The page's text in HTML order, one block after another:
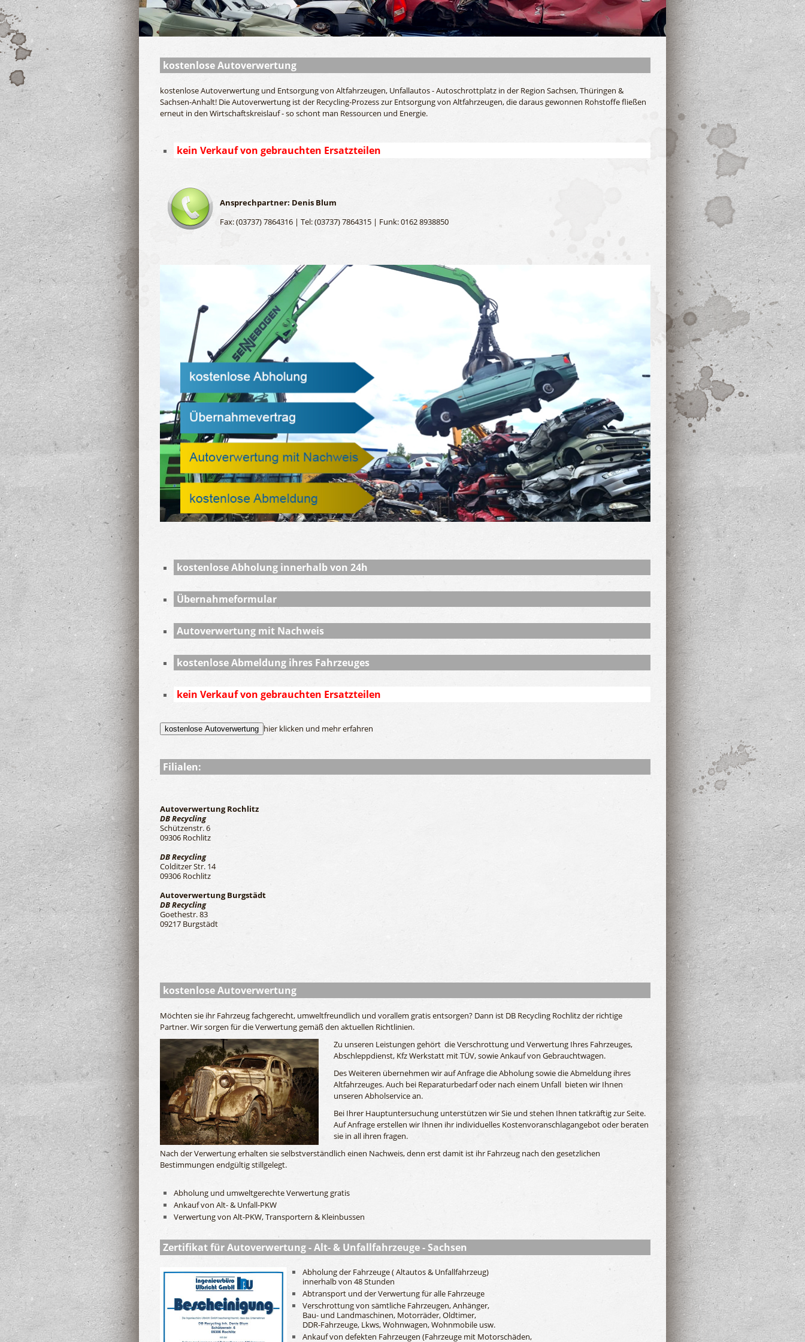
kostenlose Autoverwertung
kostenlose Autoverwertung und Entsorgung von Altfahrzeugen, Unfallautos - Autoschrottplatz in der Region Sachsen, Thüringen &
Sachsen-Anhalt! Die Autoverwertung ist der Recycling-Prozess zur Entsorgung von Altfahrzeugen, die daraus gewonnen Rohstoffe fließen
erneut in den Wirtschaftskreislauf - so schont man Ressourcen und Energie.
kein Verkauf von gebrauchten Ersatzteilen
Ansprechpartner: Denis Blum
Fax: (03737) 7864316 | Tel: (03737) 7864315 | Funk: 0162 8938850
kostenlose Abholung innerhalb von 24h
Übernahmeformular
Autoverwertung mit Nachweis
kostenlose Abmeldung ihres Fahrzeuges
kein Verkauf von gebrauchten Ersatzteilen
kostenlose Autoverwertung hier klicken und mehr erfahren
Filialen:
Autoverwertung Rochlitz
DB Recycling
Schützenstr. 6
09306 Rochlitz
DB Recycling
Colditzer Str. 14
09306 Rochlitz
Autoverwertung Burgstädt
DB Recycling
Goethestr. 83
09217 Burgstädt
kostenlose Autoverwertung
Möchten sie ihr Fahrzeug fachgerecht, umweltfreundlich und vorallem gratis entsorgen? Dann ist DB Recycling Rochlitz der richtige
Partner. Wir sorgen für die Verwertung gemäß den aktuellen Richtlinien.
Zu unseren Leistungen gehört die Verschrottung und Verwertung Ihres Fahrzeuges,
Abschleppdienst, Kfz Werkstatt mit TÜV, sowie Ankauf von Gebrauchtwagen.
Des Weiteren übernehmen wir auf Anfrage die Abholung sowie die Abmeldung ihres
Altfahrzeuges. Auch bei Reparaturbedarf oder nach einem Unfall bieten wir Ihnen
unseren Abholservice an.
Bei Ihrer Hauptuntersuchung unterstützen wir Sie und stehen Ihnen tatkräftig zur Seite.
Auf Anfrage erstellen wir Ihnen ihr individuelles Kostenvoranschlagangebot oder beraten
sie in all ihren fragen.
Nach der Verwertung erhalten sie selbstverständlich einen Nachweis, denn erst damit ist ihr Fahrzeug nach den gesetzlichen
Bestimmungen endgültig stillgelegt.
Abholung und umweltgerechte Verwertung gratis
Ankauf von Alt- & Unfall-PKW
Verwertung von Alt-PKW, Transportern & Kleinbussen
Zertifikat für Autoverwertung - Alt- & Unfallfahrzeuge - Sachsen
Abholung der Fahrzeuge ( Altautos & Unfallfahrzeug)
innerhalb von 48 Stunden
Abtransport und der Verwertung für alle Fahrzeuge
Verschrottung von sämtliche Fahrzeugen, Anhänger,
Bau- und Landmaschinen, Motorräder, Oldtimer,
DDR-Fahrzeuge, Lkws, Wohnwagen, Wohnmobile usw.
Ankauf von defekten Fahrzeugen (Fahrzeuge mit Motorschäden,